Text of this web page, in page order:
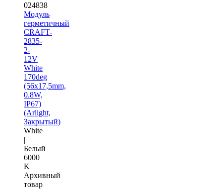
024838
Модуль
герметичный
CRAFT-
2835-
2-
12V
White
170deg
(56х17,5mm,
0.8W,
IP67)
(Arlight,
Закрытый)
White
|
Белый
6000
K
Архивный
товар